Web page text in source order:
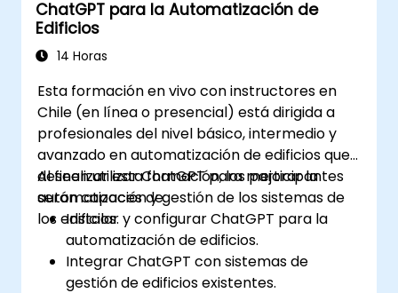
ChatGPT para la Automatización de
Edificios
14 Horas
Esta formación en vivo con instructores en
Chile (en línea o presencial) está dirigida a
profesionales del nivel básico, intermedio y
avanzado en automatización de edificios que
deseen utilizar ChatGPT para mejorar la
automatización y gestión de los sistemas de
los edificios.
Al finalizar esta formación, los participantes
serán capaces de:
Instalar y configurar ChatGPT para la
automatización de edificios.
Integrar ChatGPT con sistemas de
gestión de edificios existentes.